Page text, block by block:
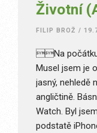
Životní
FILIP BROŽ /
Na počátku
Musel jsem je
jasný, nehledě
angličtině.
Watch. Byl
podstatě